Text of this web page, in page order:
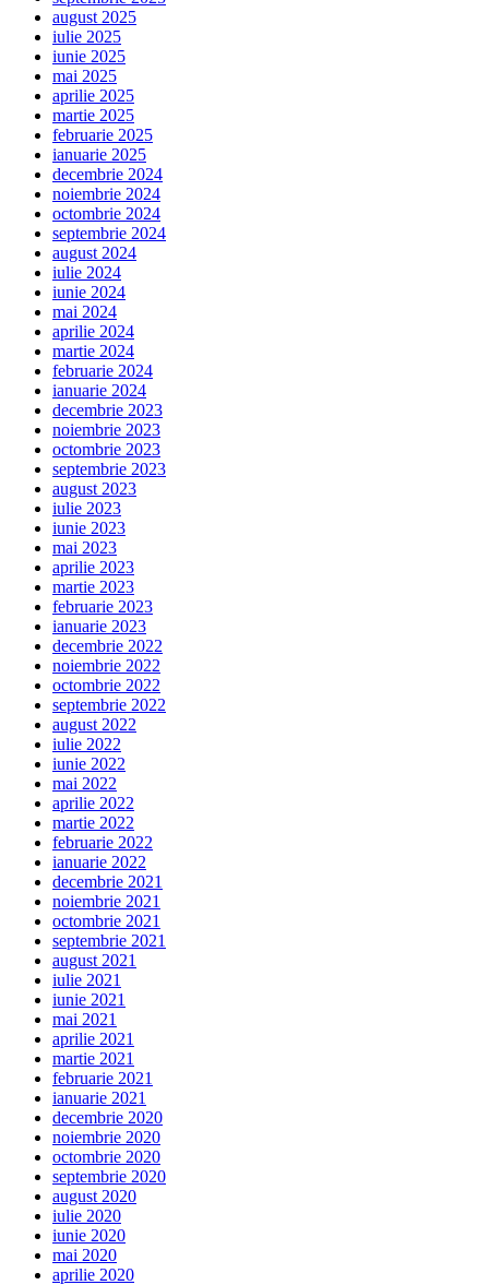
august 2025
iulie 2025
iunie 2025
mai 2025
aprilie 2025
martie 2025
februarie 2025
ianuarie 2025
decembrie 2024
noiembrie 2024
octombrie 2024
septembrie 2024
august 2024
iulie 2024
iunie 2024
mai 2024
aprilie 2024
martie 2024
februarie 2024
ianuarie 2024
decembrie 2023
noiembrie 2023
octombrie 2023
septembrie 2023
august 2023
iulie 2023
iunie 2023
mai 2023
aprilie 2023
martie 2023
februarie 2023
ianuarie 2023
decembrie 2022
noiembrie 2022
octombrie 2022
septembrie 2022
august 2022
iulie 2022
iunie 2022
mai 2022
aprilie 2022
martie 2022
februarie 2022
ianuarie 2022
decembrie 2021
noiembrie 2021
octombrie 2021
septembrie 2021
august 2021
iulie 2021
iunie 2021
mai 2021
aprilie 2021
martie 2021
februarie 2021
ianuarie 2021
decembrie 2020
noiembrie 2020
octombrie 2020
septembrie 2020
august 2020
iulie 2020
iunie 2020
mai 2020
aprilie 2020